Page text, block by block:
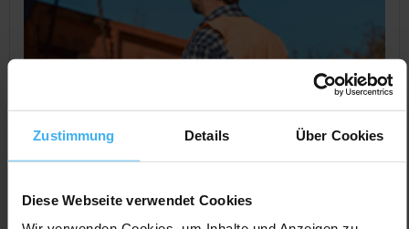
Zustimmung Details Über Cookies
Diese Webseite verwendet Cookies